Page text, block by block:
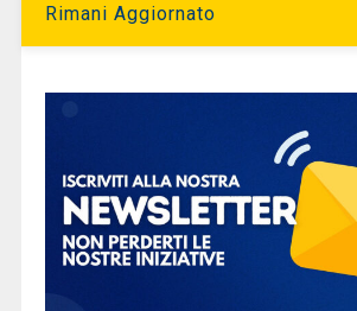
Rimani Aggiornato